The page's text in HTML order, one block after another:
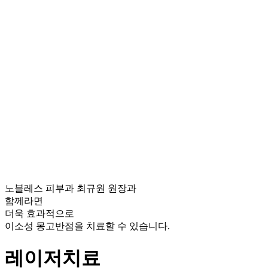
노블레스 피부과 최규원 원장과
함께라면
더욱 효과적 으로
이소성 몽고반점을 치료할 수 있습니다.
레이저치료